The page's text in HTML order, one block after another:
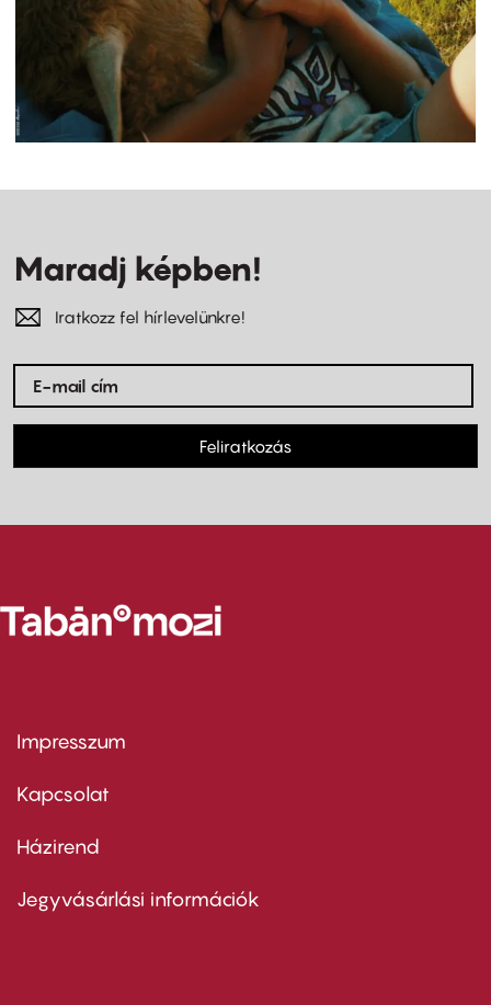
Maradj képben!
Iratkozz fel hírlevelünkre!
Feliratkozás
Footer
first
Impresszum
Kapcsolat
Footer
second
Házirend
Jegyvásárlási információk